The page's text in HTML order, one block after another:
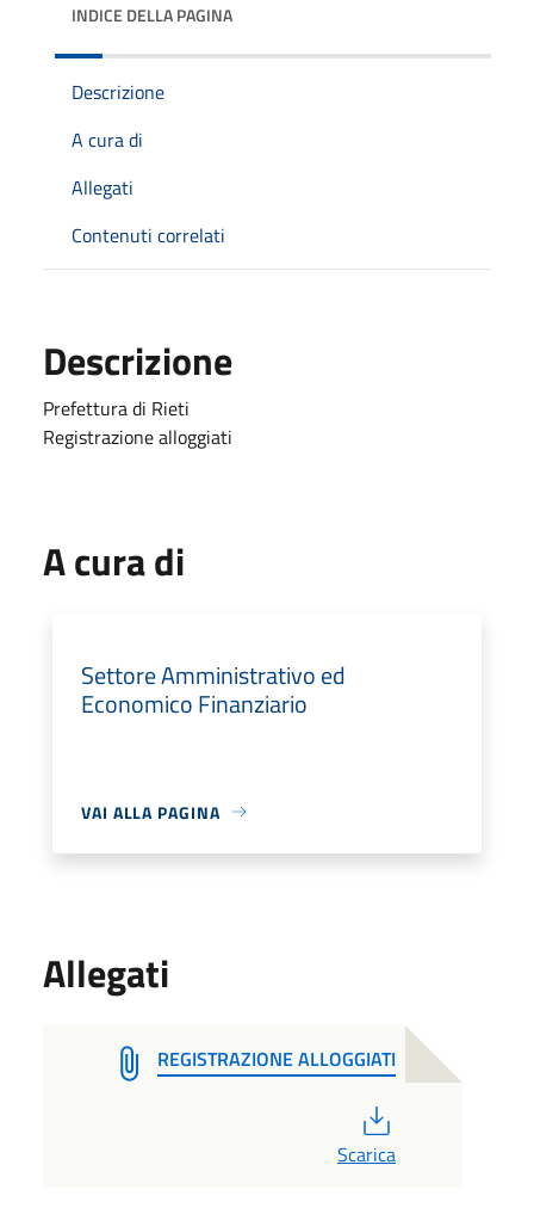
INDICE DELLA PAGINA
Descrizione
A cura di
Allegati
Contenuti correlati
Descrizione
Prefettura di Rieti
Registrazione alloggiati
A cura di
Settore Amministrativo ed
Economico Finanziario
VAI ALLA PAGINA
Allegati
REGISTRAZIONE ALLOGGIATI
Scarica